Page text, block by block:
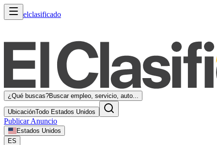
elclasificado
¿Qué buscas?Buscar empleo, servicio, auto...
UbicaciónTodo Estados Unidos
Publicar Anuncio
Estados Unidos
ES